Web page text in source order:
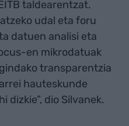
taldearentzat.
udal eta foru
datuen analisi eta
en mikrodatuak
transparentzia
hauteskunde
dizkie”, dio Silvanek.